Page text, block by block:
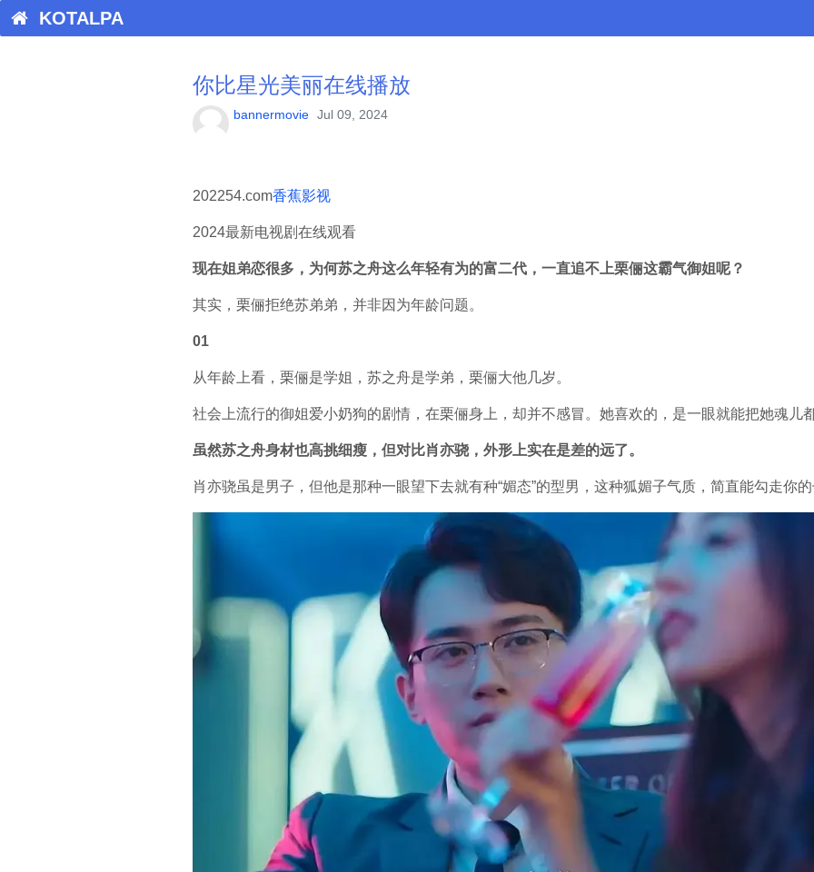
KOTALPA
你比星光美丽在线播放
bannermovie Jul 09, 2024
202254.com香蕉影视
2024最新电视剧在线观看
现在姐弟恋很多，为何苏之舟这么年轻有为的富二代，一直追不上栗俪这霸气御姐呢？
其实，栗俪拒绝苏弟弟，并非因为年龄问题。
01
从年龄上看，栗俪是学姐，苏之舟是学弟，栗俪大他几岁。
社会上流行的御姐爱小奶狗的剧情，在栗俪身上，却并不感冒。她喜欢的，是一眼就能把她魂儿
虽然苏之舟身材也高挑细瘦，但对比肖亦骁，外形上实在是差的远了。
肖亦骁虽是男子，但他是那种一眼望下去就有种“媚态”的型男，这种狐媚子气质，简直能勾走你